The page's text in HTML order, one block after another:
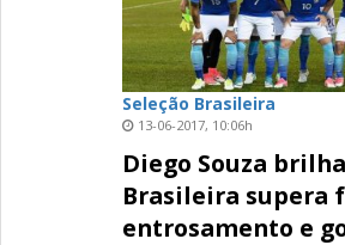
Colunistas
Seleção Brasileira
13-06-2017, 10:06h
Diego Souza
Brasileira supera
entrosamento e